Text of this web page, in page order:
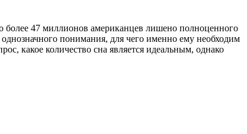
47 миллионов американцев лишено полноценного
понимания, для чего именно ему необходим
какое количество сна является идеальным, однако